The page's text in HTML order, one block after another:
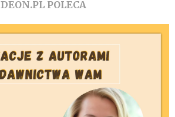
DEON.PL POLECA